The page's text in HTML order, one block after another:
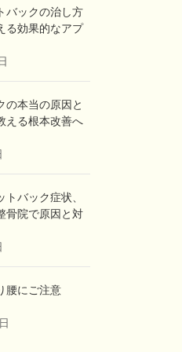
バックの治し方
る効果的なアプ
の本当の原因と
える根本改善へ
バック症状、
骨院で原因と対
腰にご注意